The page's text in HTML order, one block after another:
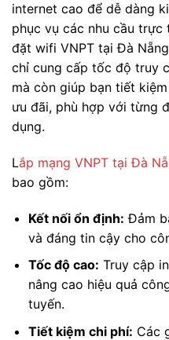
internet cao để dễ dàng
phục vụ các nhu cầu trực
đặt wifi VNPT tại Đà
chỉ cung cấp tốc độ truy
mà còn giúp bạn tiết
ưu đãi, phù hợp với từng
dụng.
Lắp mạng VNPT tại Đà
bao gồm:
Kết nối ổn định: Đảm
và đáng tin cậy cho
Tốc độ cao: Truy cập
nâng cao hiệu quả
tuyến.
Tiết kiệm chi phí: Các